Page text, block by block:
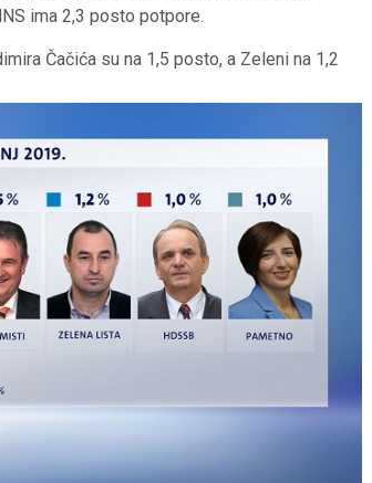
ima 2,3 posto potpore.
Čačića su na 1,5 posto, a Zeleni na 1,2